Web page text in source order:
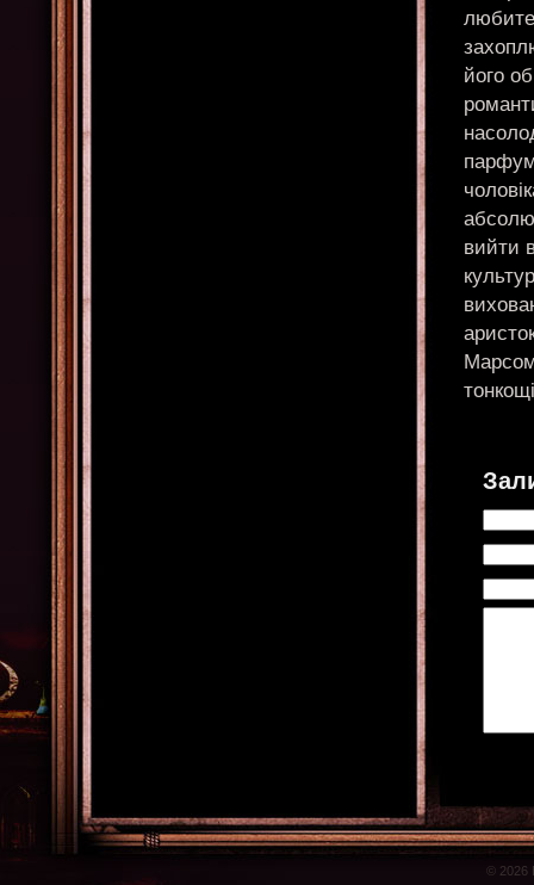
його
вийти
© 2026